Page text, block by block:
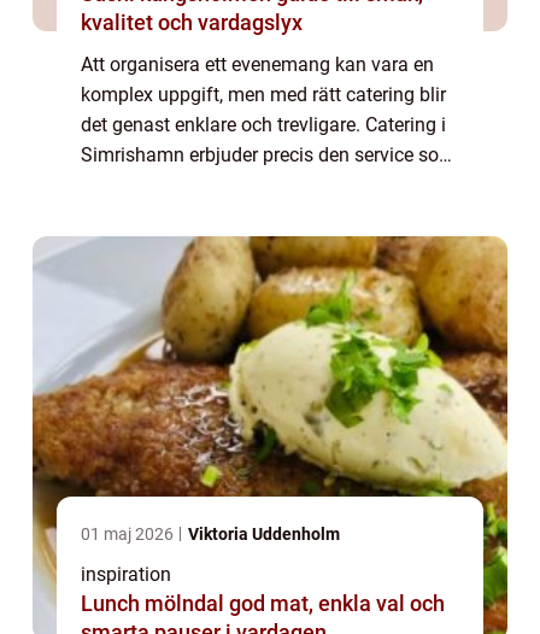
kvalitet och vardagslyx
Att organisera ett evenemang kan vara en
komplex uppgift, men med rätt catering blir
det genast enklare och trevligare. Catering i
Simrishamn erbjuder precis den service som
01 maj 2026 Viktoria Uddenholm
inspiration
Lunch mölndal god mat, enkla val och